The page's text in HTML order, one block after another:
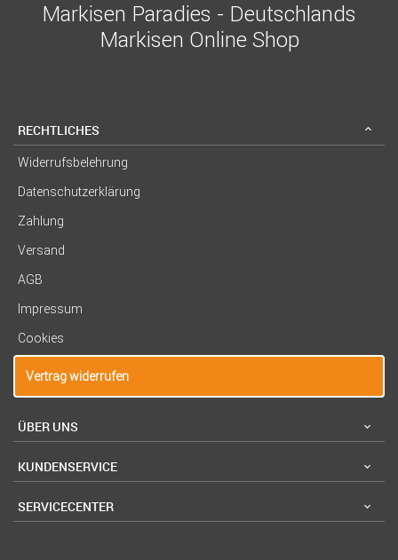
Markisen Paradies - Deutschlands
Markisen Online Shop
RECHTLICHES
Widerrufsbelehrung
Datenschutzerklärung
Zahlung
Versand
AGB
Impressum
Cookies
Vertrag widerrufen
ÜBER UNS
KUNDENSERVICE
SERVICECENTER